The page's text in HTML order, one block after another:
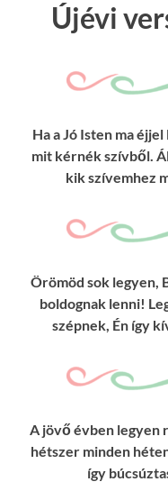
Újévi
Ha a Jó Isten ma
mit kérnék szívből.
kik szívemhez
Örömöd sok legyen,
boldognak lenni!
szépnek, Én így
A jövő évben legyen
hétszer minden
így